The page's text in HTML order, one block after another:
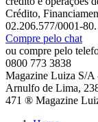
Crédito,
02.206.577/0001-80.
Compre pelo chat
ou compre pelo
0800 773 3838
Magazine Luiza S/A
Arnulfo de Lima,
471 ® Magazine